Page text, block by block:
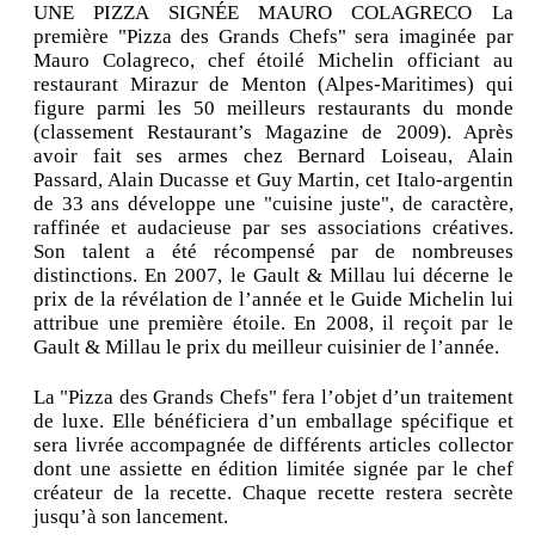
UNE PIZZA SIGNÉE MAURO COLAGRECO La
première "Pizza des Grands Chefs" sera imaginée par
Mauro Colagreco, chef étoilé Michelin officiant au
restaurant Mirazur de Menton (Alpes-Maritimes) qui
figure parmi les 50 meilleurs restaurants du monde
(classement Restaurant’s Magazine de 2009). Après
avoir fait ses armes chez Bernard Loiseau, Alain
Passard, Alain Ducasse et Guy Martin, cet Italo-argentin
de 33 ans développe une "cuisine juste", de caractère,
raffinée et audacieuse par ses associations créatives.
Son talent a été récompensé par de nombreuses
distinctions. En 2007, le Gault & Millau lui décerne le
prix de la révélation de l’année et le Guide Michelin lui
attribue une première étoile. En 2008, il reçoit par le
Gault & Millau le prix du meilleur cuisinier de l’année.
La "Pizza des Grands Chefs" fera l’objet d’un traitement
de luxe. Elle bénéficiera d’un emballage spécifique et
sera livrée accompagnée de différents articles collector
dont une assiette en édition limitée signée par le chef
créateur de la recette. Chaque recette restera secrète
jusqu’à son lancement.